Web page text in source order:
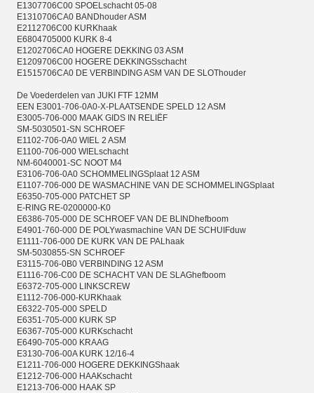
E1307706C00 SPOELschacht 05-08
E1310706CA0 BANDhouder ASM
E2112706C00 KURKhaak
E6804705000 KURK 8-4
E1202706CA0 HOGERE DEKKING 03 ASM
E1209706C00 HOGERE DEKKINGSschacht
E1515706CA0 DE VERBINDING ASM VAN DE SLOThouder
De Voederdelen van JUKI FTF 12MM
EEN E3001-706-0A0-X-PLAATSENDE SPELD 12 ASM
E3005-706-000 MAAK GIDS IN RELIËF
SM-5030501-SN SCHROEF
E1102-706-0A0 WIEL 2 ASM
E1100-706-000 WIELschacht
NM-6040001-SC NOOT M4
E3106-706-0A0 SCHOMMELINGSplaat 12 ASM
E1107-706-000 DE WASMACHINE VAN DE SCHOMMELINGSplaat
E6350-705-000 PATCHET SP
E-RING RE-0200000-K0
E6386-705-000 DE SCHROEF VAN DE BLINDhefboom
E4901-760-000 DE POLYwasmachine VAN DE SCHUIFduw
E1111-706-000 DE KURK VAN DE PALhaak
SM-5030855-SN SCHROEF
E3115-706-0B0 VERBINDING 12 ASM
E1116-706-C00 DE SCHACHT VAN DE SLAGhefboom
E6372-705-000 LINKSCREW
E1112-706-000-KURKhaak
E6322-705-000 SPELD
E6351-705-000 KURK SP
E6367-705-000 KURKschacht
E6490-705-000 KRAAG
E3130-706-00A KURK 12/16-4
E1211-706-000 HOGERE DEKKINGShaak
E1212-706-000 HAAKschacht
E1213-706-000 HAAK SP